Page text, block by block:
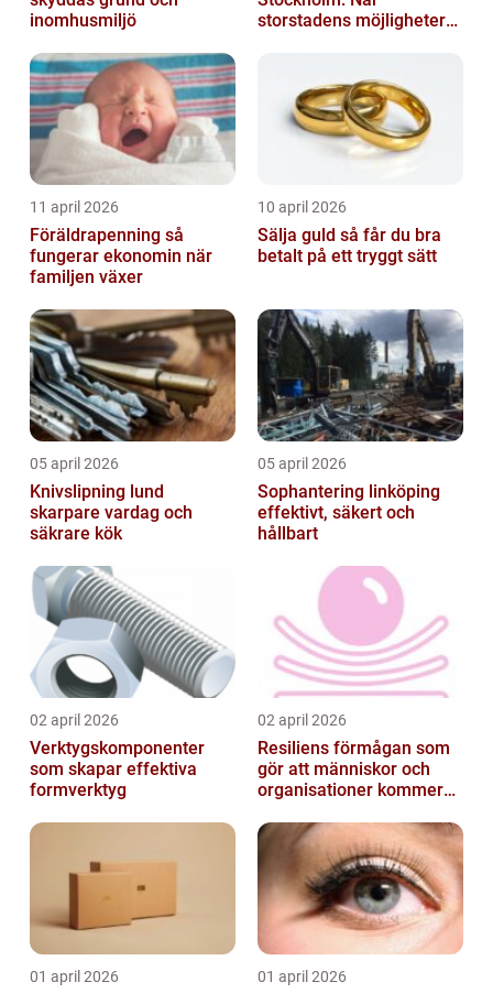
inomhusmiljö
storstadens möjligheter
11 april 2026
Föräldrapenning så
fungerar ekonomin när
familjen växer
10 april 2026
Sälja guld så får du bra
betalt på ett tryggt sätt
05 april 2026
Knivslipning lund
skarpare vardag och
säkrare kök
05 april 2026
Sophantering linköping
effektivt, säkert och
hållbart
02 april 2026
Verktygskomponenter
som skapar effektiva
formverktyg
02 april 2026
Resiliens förmågan som
gör att människor och
organisationer kommer
01 april 2026 01 april 2026